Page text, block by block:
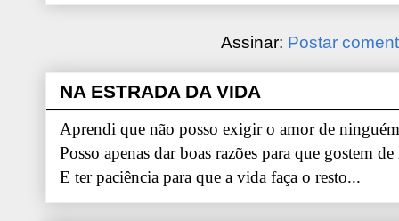
Assinar: Postar
NA ESTRADA DA VIDA
Aprendi que não posso exigir o amor de
Posso apenas dar boas razões para que gostem
E ter paciência para que a vida faça o resto...